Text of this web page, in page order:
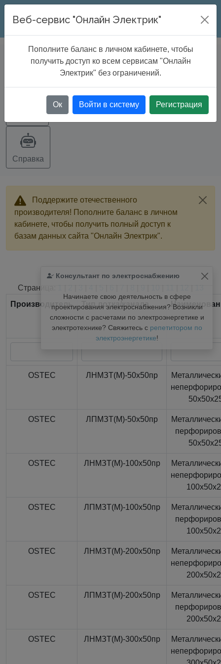
ONLINE ELECTRIC
БАЗА ДАННЫХ >Кабельные каналы
Справка
Поддержите отечественного
производителя! Пополните баланс в личном
кабинете, чтобы получить полный доступ к
базам данных сайта "Онлайн Электрик".
Консультант по электроснабжению
Начинаете свою деятельность в сфере
проектирования электроснабжения? Возникли
сложности с расчетами по электроэнергетике и
электротехнике? Свяжитесь с репетитором по
электроэнергетике!
Найдено366из366записей.
Страница:
Производитель
Тип лотка/канала
OSTEC ЛНМЗТ(М)-50x50пр
OSTEC ЛПМЗТ(М)-50x50пр
OSTEC ЛНМЗТ(М)-100x50пр
OSTEC ЛПМЗТ(М)-100x50пр
OSTEC ЛНМЗТ(М)-200x50пр
OSTEC ЛПМЗТ(М)-200x50пр
OSTEC ЛНМЗТ(М)-300x50пр
Веб-сервис "Онлайн Электрик"
Пополните баланс в личном кабинете, чтобы
получить доступ ко всем сервисам "Онлайн
Электрик" без ограничений.
Ок Войти в систему Регистрация